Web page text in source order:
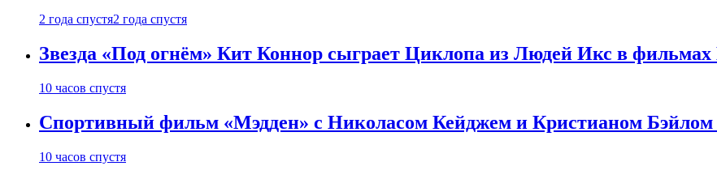
2 года спустя2 года спустя
Звезда «Под огнём» Кит Коннор сыграет Циклопа из Людей Икс в
10 часов спустя
Спортивный фильм «Мэдден» с Николасом Кейджем и Кристианом Бэйлом
10 часов спустя